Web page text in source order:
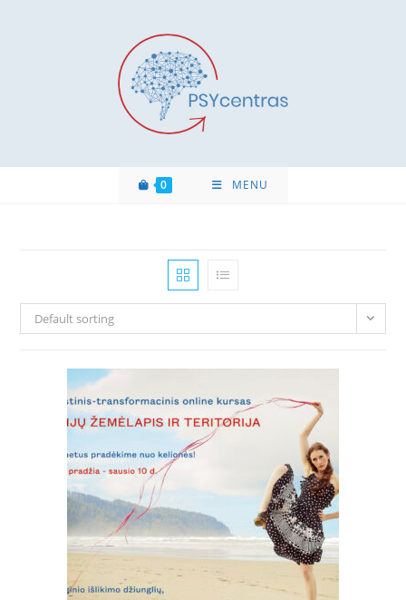
0 MENU
Default sorting